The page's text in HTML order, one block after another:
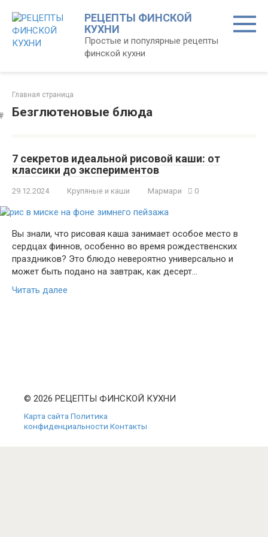
контенту
РЕЦЕПТЫ ФИНСКОЙ
КУХНИ
Простые и популярные рецепты
финской кухни
Главная страница
Безглютеновые блюда
7 секретов идеальной рисовой каши: от
классики до экспериментов
29.12.2024 Крупяные и каши Мармари 0
Вы знали, что рисовая каша занимает особое место в
сердцах финнов, особенно во время рождественских
праздников? Это блюдо невероятно универсально и
может быть подано на завтрак, как десерт…
Читать далее
© 2026 РЕЦЕПТЫ ФИНСКОЙ КУХНИ
Карта сайта Политика
конфиденциальности Контакты